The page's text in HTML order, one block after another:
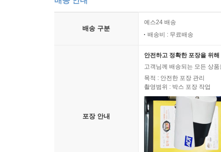
배송 구분
예스24 배송
배송비 : 무료배송
포장 안내
안전하고 정확한 포장을 위
고객님께 배송되는 모든 상
목적 : 안전한 포장 관리
촬영범위 : 박스 포장 작업